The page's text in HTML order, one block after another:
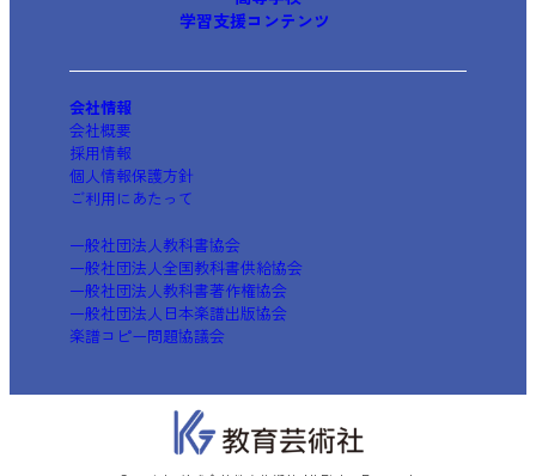
学習支援コンテンツ
会社情報
会社概要
採用情報
個人情報保護方針
ご利用にあたって
一般社団法人教科書協会
一般社団法人全国教科書供給協会
一般社団法人教科書著作権協会
一般社団法人日本楽譜出版協会
楽譜コピー問題協議会